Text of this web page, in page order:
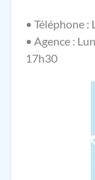
• Téléphone :
• Agence :
17h30